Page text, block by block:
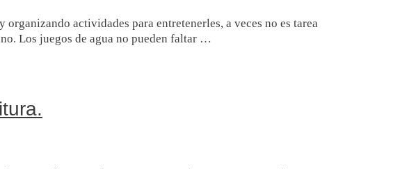
organizando actividades para entretenerles, a veces no es tarea
Los juegos de agua no pueden faltar …